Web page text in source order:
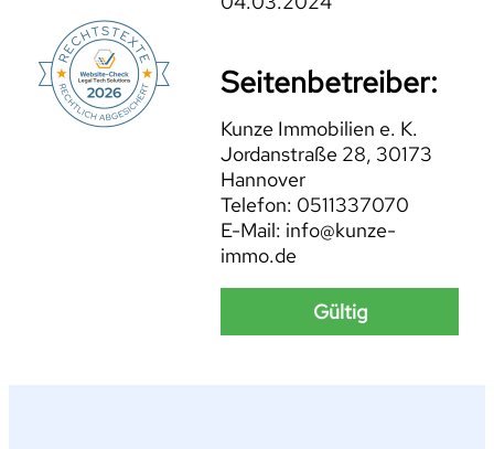
Seitenbetreiber:
Kunze Immobilien e. K.
Jordanstraße 28, 30173
Hannover
Telefon: 0511337070
E-Mail: info@kunze-
immo.de
Gültig